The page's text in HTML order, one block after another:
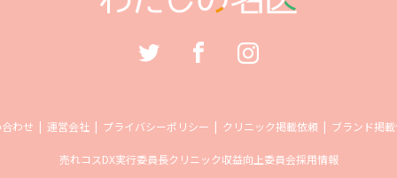
わせ 運営会社 プライバシーポリシー クリニック掲載依頼 ブランド掲
売れコスDX実行委員長クリニック収益向上委員会採用情報